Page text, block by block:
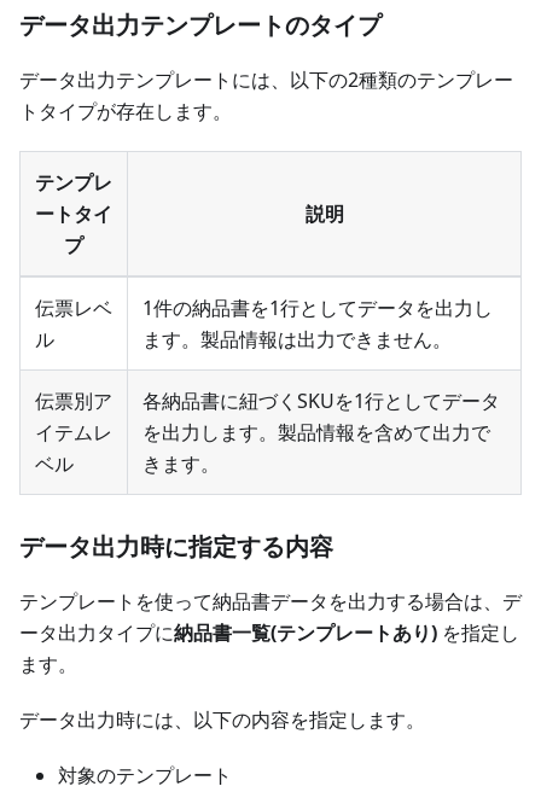
データ出力テンプレートのタイプ
データ出力テンプレートには、以下の2種類のテンプレー
トタイプが存在します。
テンプレ
ートタイ
プ
説明
伝票レベ
ル
1件の納品書を1行としてデータを出力し
ます。製品情報は出力できません。
伝票別ア
イテムレ
ベル
各納品書に紐づくSKUを1行としてデータ
を出力します。製品情報を含めて出力で
きます。
データ出力時に指定する内容
テンプレートを使って納品書データを出力する場合は、デ
ータ出力タイプに納品書一覧(テンプレートあり) を指定し
ます。
データ出力時には、以下の内容を指定します。
対象のテンプレート